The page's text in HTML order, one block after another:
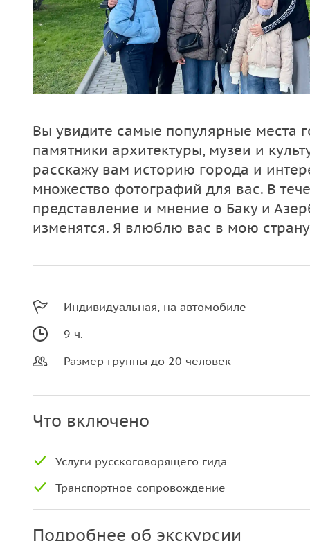
Вы увидите самые популярные места
памятники архитектуры, музеи и
расскажу вам историю города и
множество фотографий для вас. В
представление и мнение о Баку и
изменятся. Я влюблю вас в мою
Индивидуальная, на автомобиле
9 ч.
Размер группы до 20 человек
Что включено
Услуги русскоговорящего гида
Транспортное сопровождение
Подробнее об экскурсии